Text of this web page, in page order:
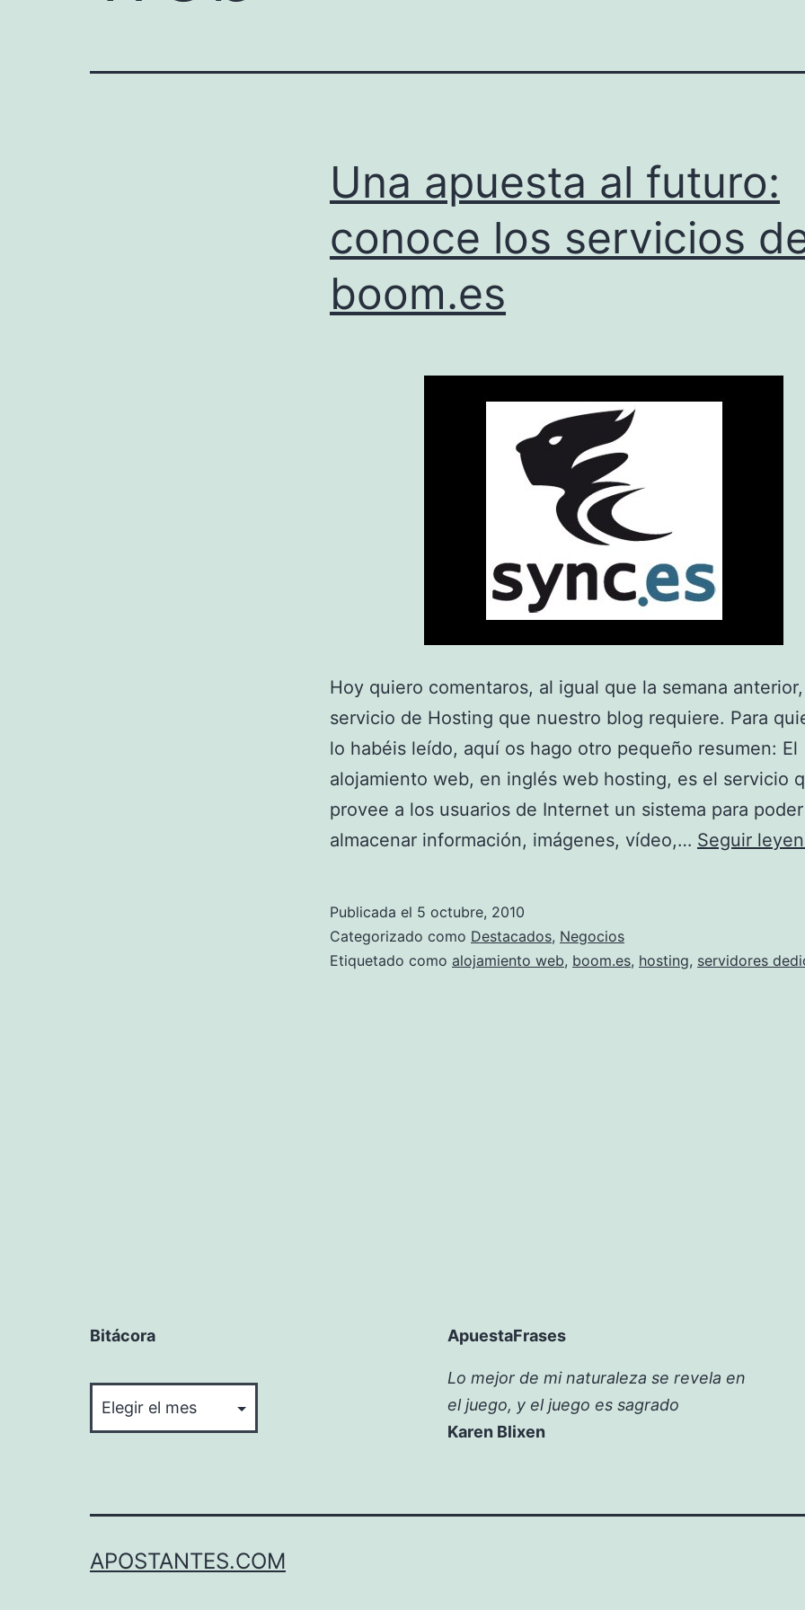
Una apuesta al futuro:
conoce los servicios
boom.es
Hoy quiero comentaros, al igual que la semana
servicio de Hosting que nuestro blog requiere. Para
lo habéis leído, aquí os hago otro pequeño resumen: El
alojamiento web, en inglés web hosting, es el servicio
provee a los usuarios de Internet un sistema para poder
almacenar información, imágenes, vídeo,… Seguir
Publicada el 5 octubre, 2010
Categorizado como Destacados, Negocios
Etiquetado como alojamiento web, boom.es, hosting, servidores
Bitácora ApuestaFrases
Lo mejor de mi naturaleza se revela en
el juego, y el juego es sagrado
Karen Blixen
APOSTANTES.COM